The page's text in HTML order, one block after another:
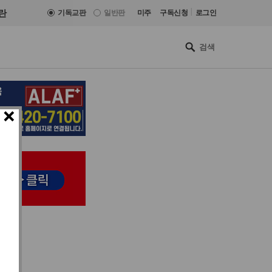
기독교판 일반판 미주 구독신청 로그인
×